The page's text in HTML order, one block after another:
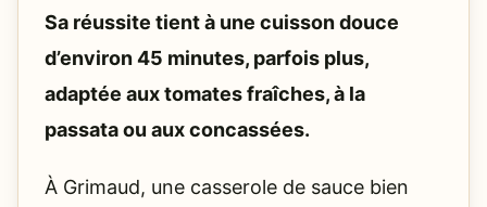
Sa réussite tient à une cuisson douce
d’environ 45 minutes, parfois plus,
adaptée aux tomates fraîches, à la
passata ou aux concassées.
À Grimaud, une casserole de sauce bien